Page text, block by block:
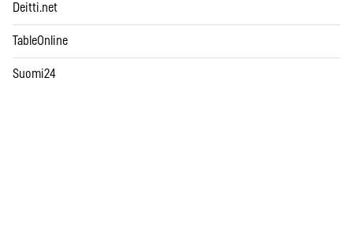
Deitti.net
TableOnline
Suomi24